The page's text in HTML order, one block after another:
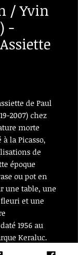
/ Yvin
-
de Paul
2007) chez
morte
la Picasso,
de
époque
ou pot en
une table, une
et une
1956 au
Keraluc.